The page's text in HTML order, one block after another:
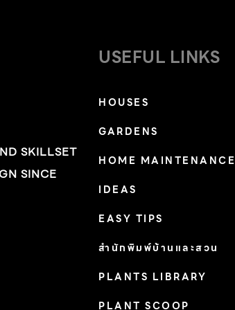
SKILLSET
SINCE
USEFUL LINKS
HOUSES
GARDENS
HOME MAINTENANCE
IDEAS
EASY TIPS
สำนักพิมพ์บ้านและสวน
PLANTS LIBRARY
PLANT SCOOP